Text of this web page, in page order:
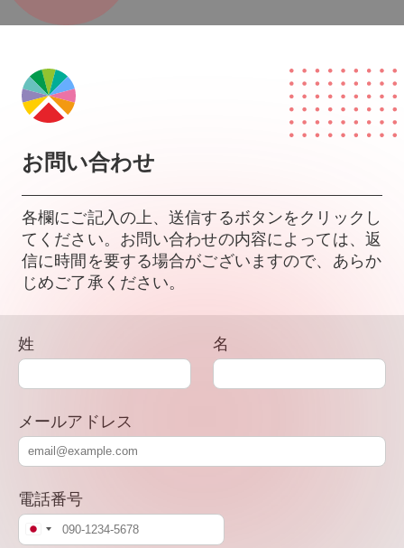
姓 名
メールアドレス
電話番号
Japan
お問い合わせ
各欄にご記入の上、送信するボタンをクリックし
てください。お問い合わせの内容によっては、返
信に時間を要する場合がございますので、あらか
じめご了承ください。